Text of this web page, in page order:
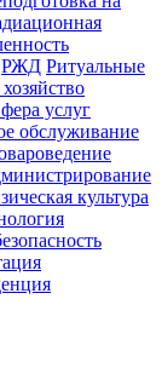
РЖД Ритуальные
услуг
обслуживание
культура